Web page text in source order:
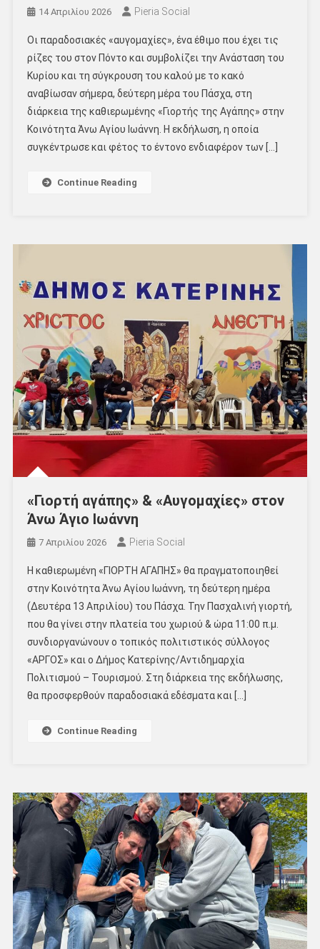
14 Απριλίου 2026 Pieria Social
Οι παραδοσιακές «αυγομαχίες», ένα έθιμο που έχει τις
ρίζες του στον Πόντο και συμβολίζει την Ανάσταση του
Κυρίου και τη σύγκρουση του καλού με το κακό
αναβίωσαν σήμερα, δεύτερη μέρα του Πάσχα, στη
διάρκεια της καθιερωμένης «Γιορτής της Αγάπης» στην
Κοινότητα Άνω Αγίου Ιωάννη. Η εκδήλωση, η οποία
συγκέντρωσε και φέτος το έντονο ενδιαφέρον των […]
Continue Reading
«Γιορτή αγάπης» & «Αυγομαχίες» στον
Άνω Άγιο Ιωάννη
7 Απριλίου 2026 Pieria Social
Η καθιερωμένη «ΓΙΟΡΤΗ ΑΓΑΠΗΣ» θα πραγματοποιηθεί
στην Κοινότητα Άνω Αγίου Ιωάννη, τη δεύτερη ημέρα
(Δευτέρα 13 Απριλίου) του Πάσχα. Την Πασχαλινή γιορτή,
που θα γίνει στην πλατεία του χωριού & ώρα 11:00 π.μ.
συνδιοργανώνουν ο τοπικός πολιτιστικός σύλλογος
«ΑΡΓΟΣ» και ο Δήμος Κατερίνης/Αντιδημαρχία
Πολιτισμού – Τουρισμού. Στη διάρκεια της εκδήλωσης,
θα προσφερθούν παραδοσιακά εδέσματα και […]
Continue Reading